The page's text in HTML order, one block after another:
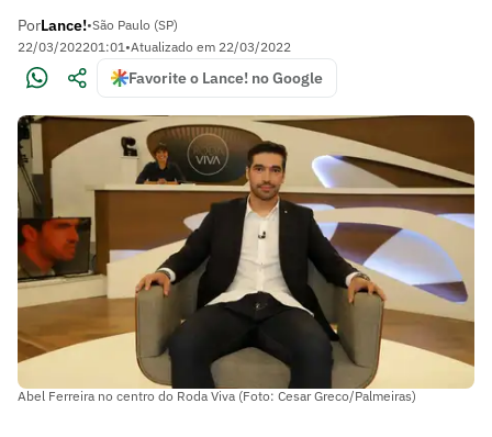
PorLance!•São Paulo (SP)
22/03/202201:01•Atualizado em 22/03/2022
Favorite o Lance! no Google
Abel Ferreira no centro do Roda Viva (Foto: Cesar Greco/Palmeiras)